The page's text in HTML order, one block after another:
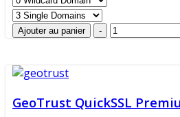
GeoTrust QuickSSL